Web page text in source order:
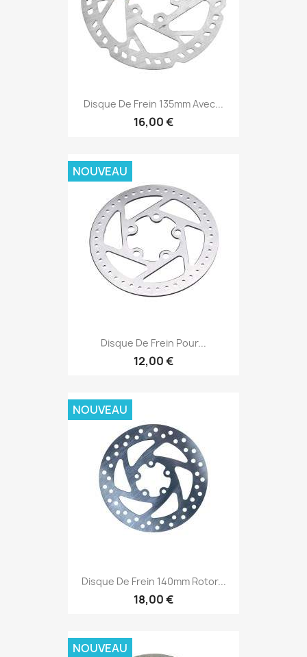
Disque De Frein 135mm Avec...
16,00 €
Disque De Frein Pour...
12,00 €
NOUVEAU
Disque De Frein 140mm Rotor...
18,00 €
NOUVEAU
NOUVEAU